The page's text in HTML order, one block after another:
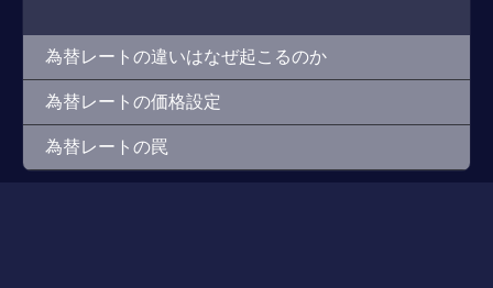
為替レートの違いはなぜ起こるのか
為替レートの価格設定
為替レートの罠